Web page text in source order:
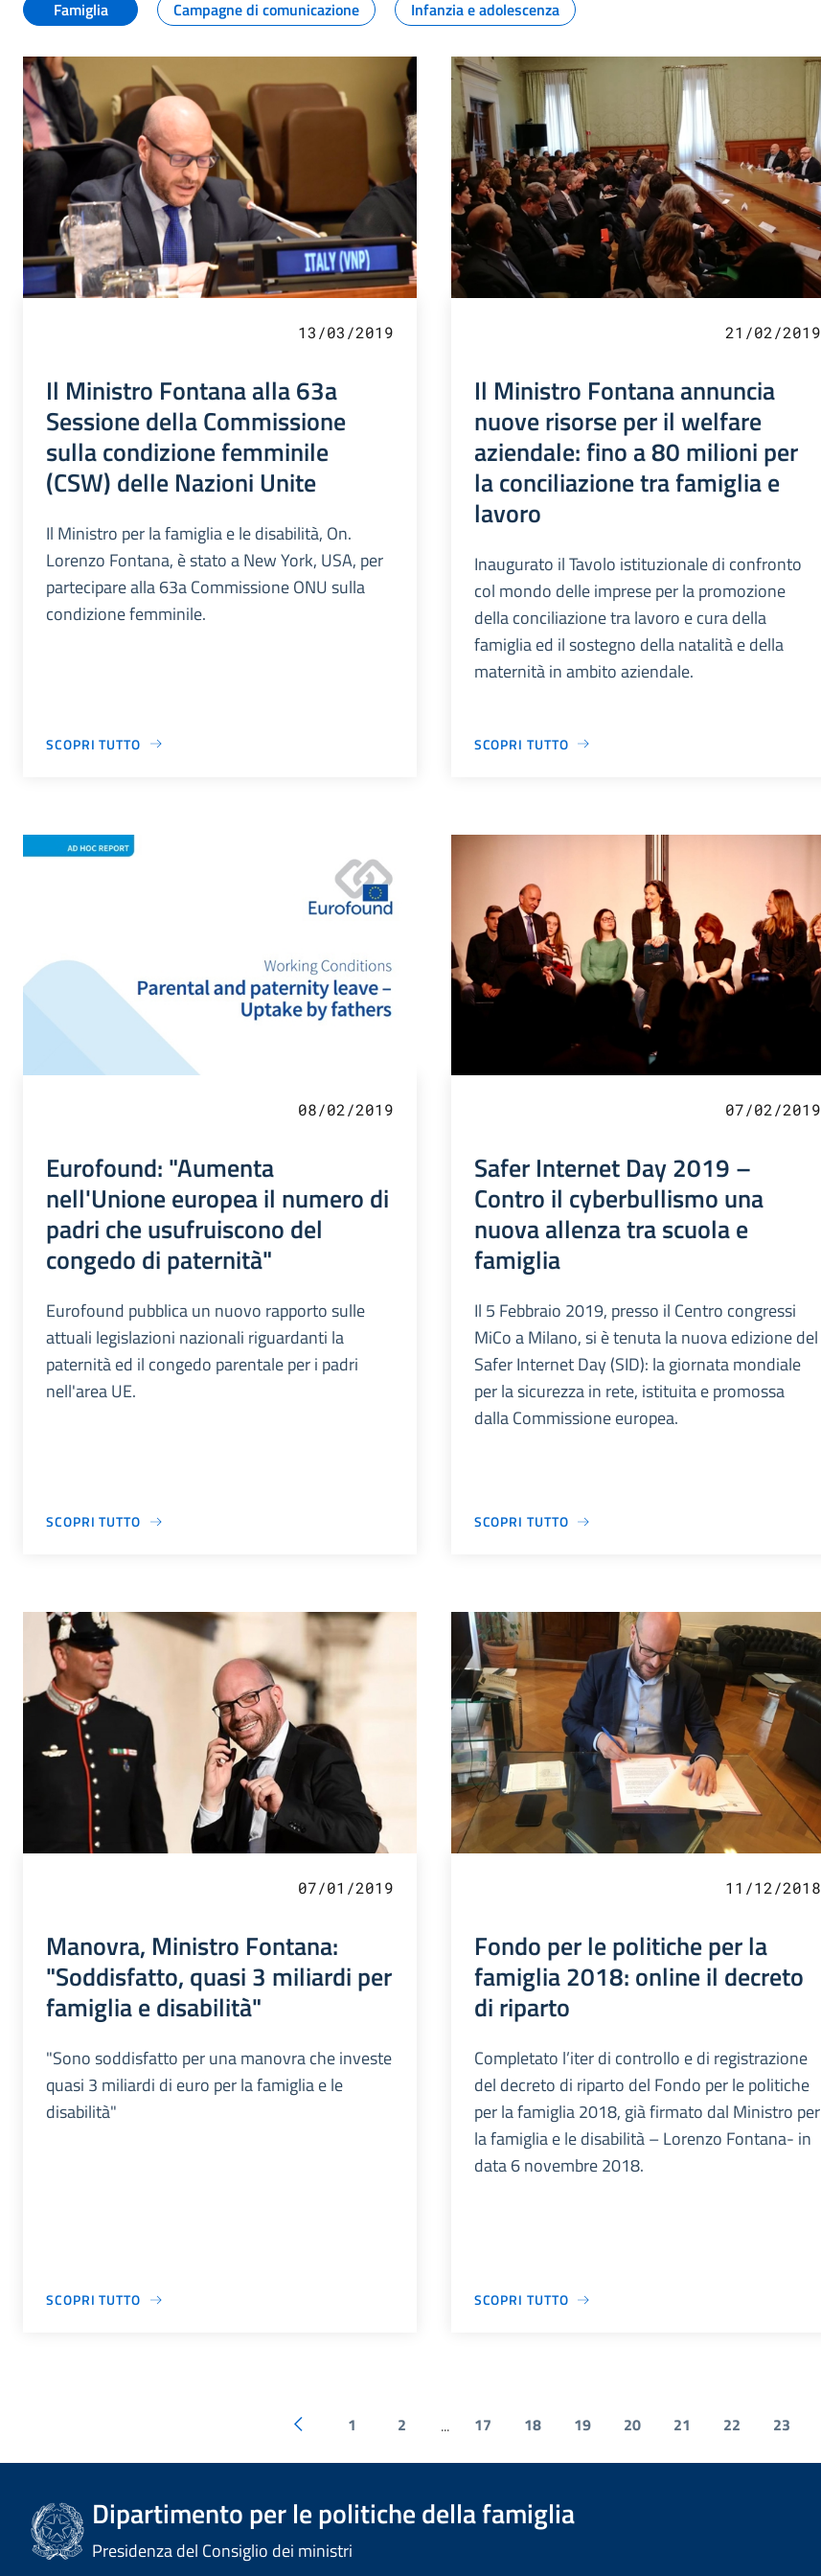
Famiglia
Campagne di comunicazione Infanzia e adolescenza
13/03/2019
Il Ministro Fontana alla 63a
Sessione della Commissione
sulla condizione femminile
(CSW) delle Nazioni Unite
Il Ministro per la famiglia e le disabilità, On.
Lorenzo Fontana, è stato a New York, USA, per
partecipare alla 63a Commissione ONU sulla
condizione femminile.
SCOPRI TUTTO
21/02/2019
Il Ministro Fontana annuncia
nuove risorse per il welfare
aziendale: fino a 80 milioni per
la conciliazione tra famiglia e
lavoro
Inaugurato il Tavolo istituzionale di confronto
col mondo delle imprese per la promozione
della conciliazione tra lavoro e cura della
famiglia ed il sostegno della natalità e della
maternità in ambito aziendale.
SCOPRI TUTTO
08/02/2019
Eurofound: "Aumenta
nell'Unione europea il numero di
padri che usufruiscono del
congedo di paternità"
Eurofound pubblica un nuovo rapporto sulle
attuali legislazioni nazionali riguardanti la
paternità ed il congedo parentale per i padri
nell'area UE.
SCOPRI TUTTO
07/02/2019
Safer Internet Day 2019 –
Contro il cyberbullismo una
nuova allenza tra scuola e
famiglia
Il 5 Febbraio 2019, presso il Centro congressi
MiCo a Milano, si è tenuta la nuova edizione del
Safer Internet Day (SID): la giornata mondiale
per la sicurezza in rete, istituita e promossa
dalla Commissione europea.
SCOPRI TUTTO
07/01/2019
Manovra, Ministro Fontana:
"Soddisfatto, quasi 3 miliardi per
famiglia e disabilità"
"Sono soddisfatto per una manovra che investe
quasi 3 miliardi di euro per la famiglia e le
disabilità"
SCOPRI TUTTO
11/12/2018
Fondo per le politiche per la
famiglia 2018: online il decreto
di riparto
Completato l’iter di controllo e di registrazione
del decreto di riparto del Fondo per le politiche
per la famiglia 2018, già firmato dal Ministro per
la famiglia e le disabilità – Lorenzo Fontana- in
data 6 novembre 2018.
SCOPRI TUTTO
1 2 ... 17 18 19 20 21 22 23
Dipartimento per le politiche della famiglia
Presidenza del Consiglio dei ministri